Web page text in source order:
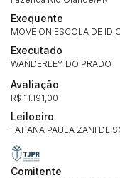
Exequente
MOVE ON ESCOLA DE
Executado
WANDERLEY DO PRADO
Avaliação
R$ 11.191,00
Leiloeiro
TATIANA PAULA ZANI DE
Comitente